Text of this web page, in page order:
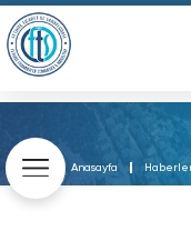
Anasayfa